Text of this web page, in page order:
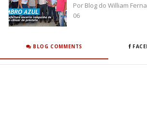
Por Blog do William
06
BLOG COMMENTS